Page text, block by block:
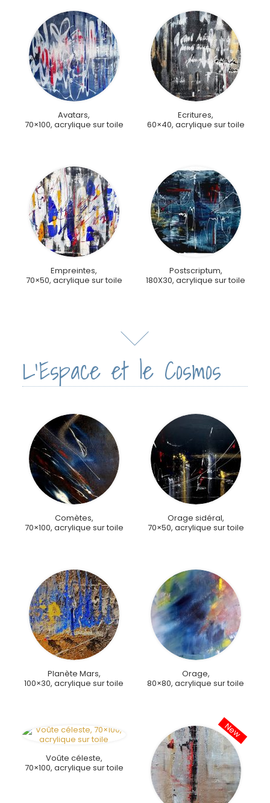
Avatars,
70×100, acrylique sur toile
Ecritures,
60×40, acrylique sur toile
Empreintes,
70×50, acrylique sur toile
Postscriptum,
180X30, acrylique sur toile
L'Espace et le Cosmos
Comètes,
70×100, acrylique sur toile
Orage sidéral,
70×50, acrylique sur toile
Planète Mars,
100×30, acrylique sur toile
Orage,
80×80, acrylique sur toile
Voûte céleste,
70×100, acrylique sur toile